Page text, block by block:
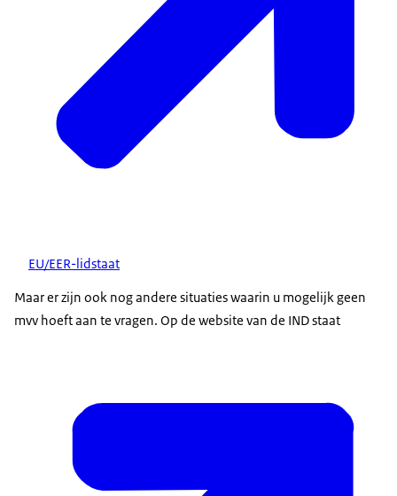
EU/EER-lidstaat
Maar er zijn ook nog andere situaties waarin u mogelijk geen
mvv hoeft aan te vragen. Op de website van de IND staat